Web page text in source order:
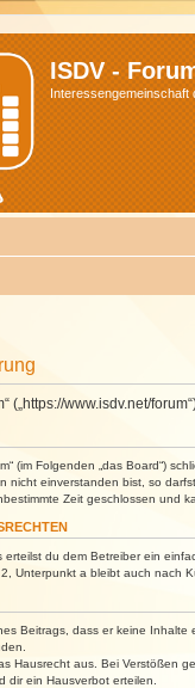
ISDV -
Interessengemeinschaft
(„https://www.isdv.net/
(im Folgenden „das Board“)
nicht einverstanden bist, so
Zeit geschlossen und
erteilst du dem Betreiber ein
Unterpunkt a bleibt auch nach
Beitrags, dass er keine
Hausrecht aus. Bei Verstößen
dir ein Hausverbot erteilen.